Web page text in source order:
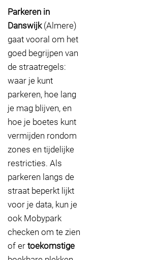
Parkeren in
Danswijk(Almere)
gaat vooral om het
goed begrijpen van
de straatregels:
waar je kunt
parkeren, hoe lang
je mag blijven, en
hoe je boetes kunt
vermijden rondom
zones en tijdelijke
restricties. Als
parkeren langs de
straat beperkt lijkt
voor je data, kun je
ook Mobypark
checken om te zien
of er toekomstige